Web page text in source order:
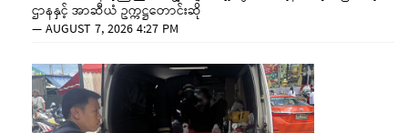
ဌာနနှင့် အာဆီယံ ဥက္ကဋ္ဌတောင်းဆို
—AUGUST 7, 2026 4:27 PM